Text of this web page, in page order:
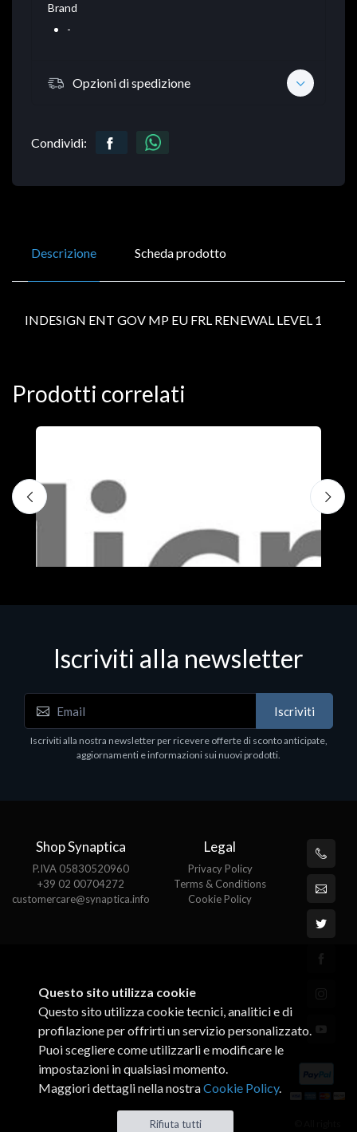
Brand
-
Opzioni di spedizione
Condividi:
Descrizione Scheda prodotto
INDESIGN ENT GOV MP EU FRL RENEWAL LEVEL 1
Prodotti correlati
Software - Office Productivity
MS OFFICE H&S 2021 ESD
Iscriviti alla newsletter
Iscriviti
Iscriviti alla nostra newsletter per ricevere offerte di sconto anticipate,
aggiornamenti e informazioni sui nuovi prodotti.
Shop Synaptica
P.IVA 05830520960
+39 02 00704272
customercare@synaptica.info
Legal
Privacy Policy
Terms & Conditions
Cookie Policy
Questo sito utilizza cookie
Questo sito utilizza cookie tecnici, analitici e di
profilazione per offrirti un servizio personalizzato.
Puoi scegliere come utilizzarli e modificare le
impostazioni in qualsiasi momento.
Maggiori dettagli nella nostraCookie Policy.
Rifiuta tutti